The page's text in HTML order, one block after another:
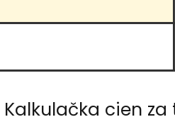
Kalkulačka cien